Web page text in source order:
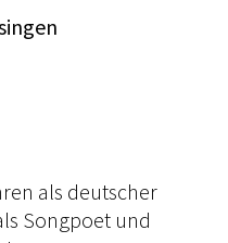
als deutscher
Songpoet und